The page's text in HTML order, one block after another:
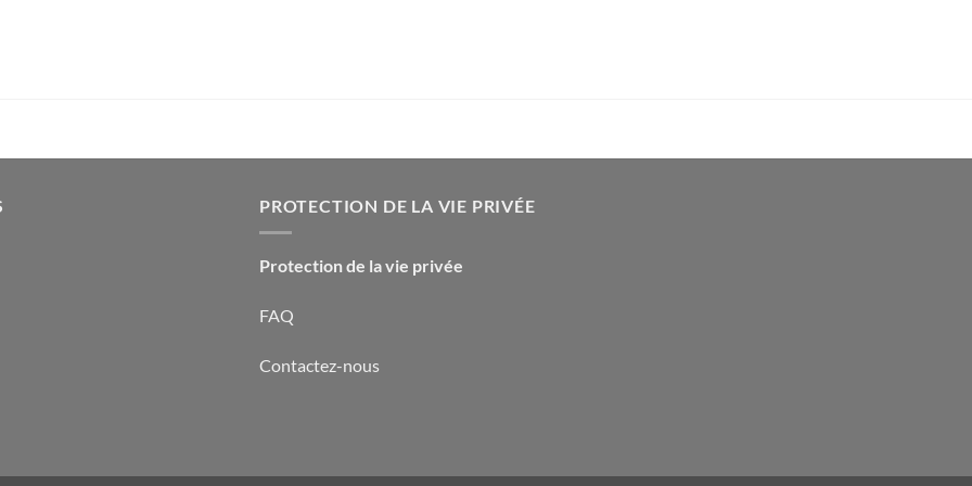
PROTECTION DE LA VIE PRIVÉE
Protection de la vie privée
FAQ
Contactez-nous